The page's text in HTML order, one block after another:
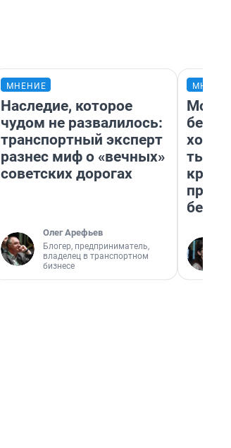
МНЕНИЕ
Наследие, которое
чудом не развалилось:
транспортный эксперт
разнес миф о «вечных»
советских дорогах
Олег Арефьев
Блогер, предприниматель,
владелец в транспортном
бизнесе
Мой